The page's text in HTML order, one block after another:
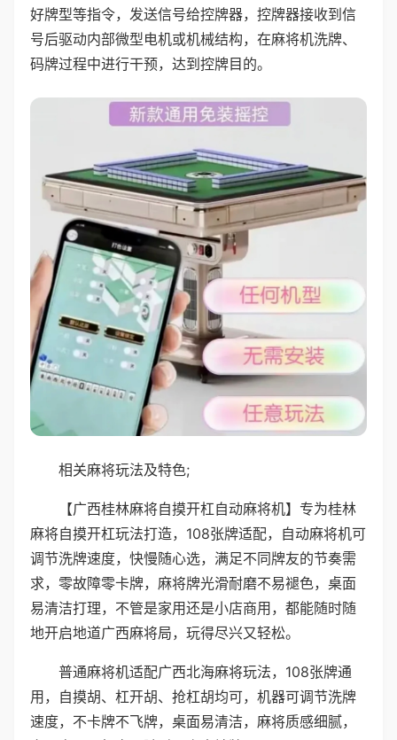
好牌型等指令，发送信号给控牌器，控牌器接收到信
号后驱动内部微型电机或机械结构，在麻将机洗牌、
码牌过程中进行干预，达到控牌目的。
相关麻将玩法及特色;
【广西桂林麻将自摸开杠自动麻将机】专为桂林
麻将自摸开杠玩法打造，108张牌适配，自动麻将机可
调节洗牌速度，快慢随心选，满足不同牌友的节奏需
求，零故障零卡牌，麻将牌光滑耐磨不易褪色，桌面
易清洁打理，不管是家用还是小店商用，都能随时随
地开启地道广西麻将局，玩得尽兴又轻松。
普通麻将机适配广西北海麻将玩法，108张牌通
用，自摸胡、杠开胡、抢杠胡均可，机器可调节洗牌
速度，不卡牌不飞牌，桌面易清洁，麻将质感细腻，